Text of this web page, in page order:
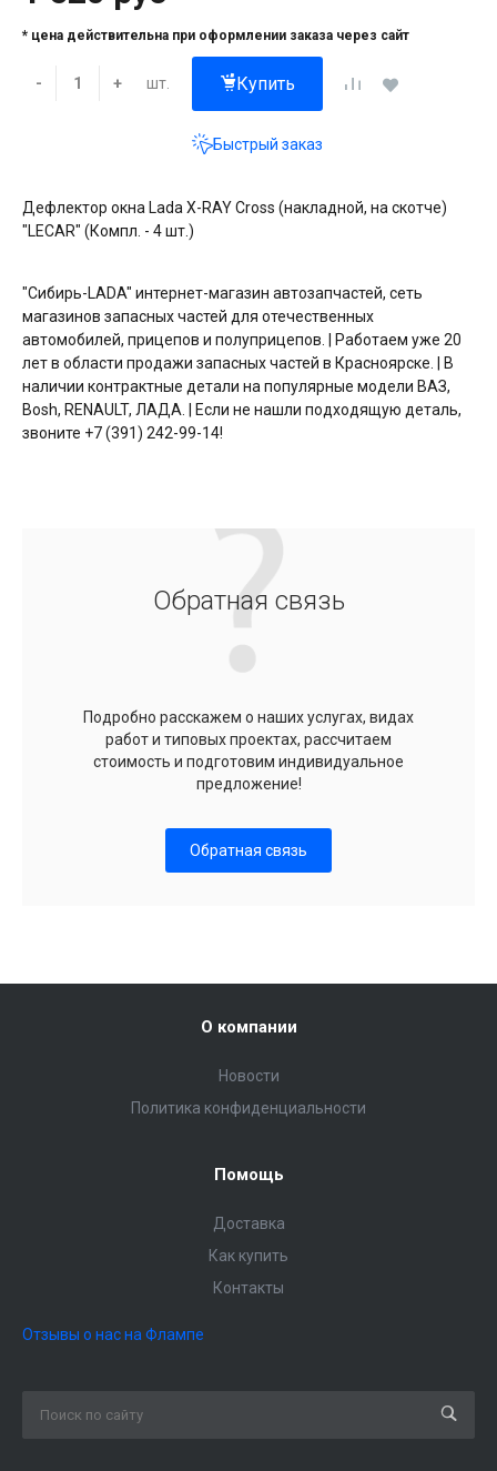
* цена действительна при оформлении заказа через сайт
- + шт. Купить
Быстрый заказ
Дефлектор окна Lada X-RAY Cross (накладной, на скотче)
"LECAR" (Компл. - 4 шт.)
"Сибирь-LADA" интернет-магазин автозапчастей, сеть
магазинов запасных частей для отечественных
автомобилей, прицепов и полуприцепов. | Работаем уже 20
лет в области продажи запасных частей в Красноярске. | В
наличии контрактные детали на популярные модели ВАЗ,
Bosh, RENAULT, ЛАДА. | Если не нашли подходящую деталь,
звоните +7 (391) 242-99-14!
Обратная связь
Подробно расскажем о наших услугах, видах
работ и типовых проектах, рассчитаем
стоимость и подготовим индивидуальное
предложение!
Обратная связь
О компании
Новости
Политика конфиденциальности
Помощь
Доставка
Как купить
Контакты
Отзывы о нас на Флампе